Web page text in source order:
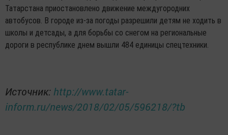
Татарстана приостановлено движение междугородних
автобусов. В городе из-за погоды разрешили детям не ходить в
школы и детсады, а для борьбы со снегом на региональные
дороги в республике днем вышли 484 единицы спецтехники.
Источник: http://www.tatar-
inform.ru/news/2018/02/05/596218/?tb